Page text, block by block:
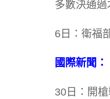
多數決通過
6日：衛福
國際新聞：
30日：開